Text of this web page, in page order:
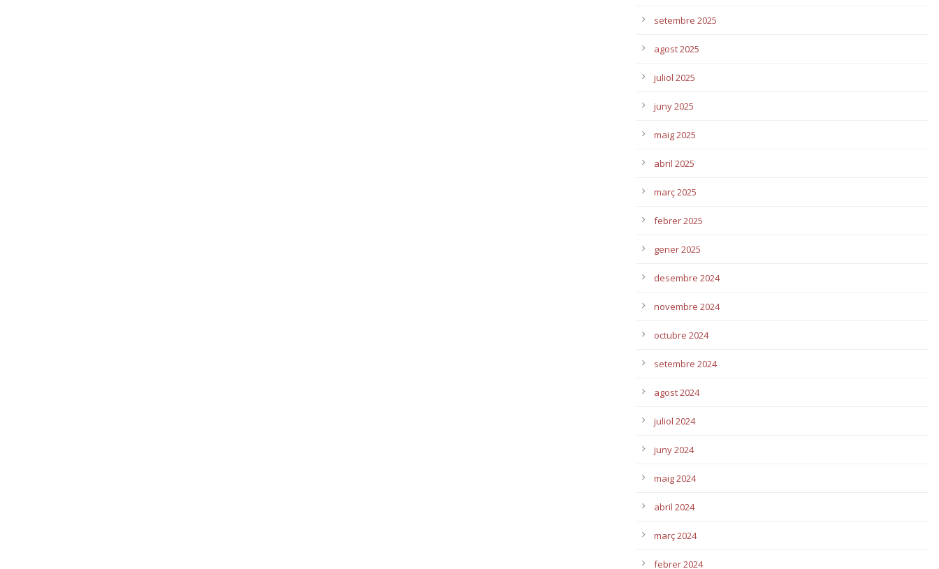
setembre 2025
agost 2025
juliol 2025
juny 2025
maig 2025
abril 2025
març 2025
febrer 2025
gener 2025
desembre 2024
novembre 2024
octubre 2024
setembre 2024
agost 2024
juliol 2024
juny 2024
maig 2024
abril 2024
març 2024
febrer 2024